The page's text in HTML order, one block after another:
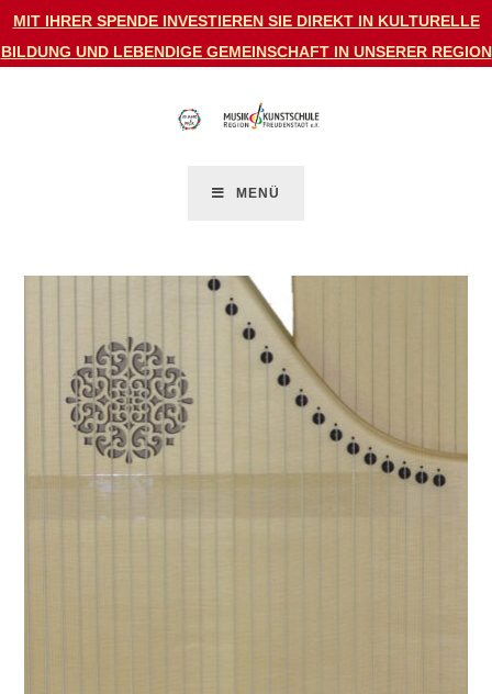
MIT IHRER SPENDE INVESTIEREN SIE DIREKT IN KULTURELLE
BILDUNG UND LEBENDIGE GEMEINSCHAFT IN UNSERER REGION
MENÜ